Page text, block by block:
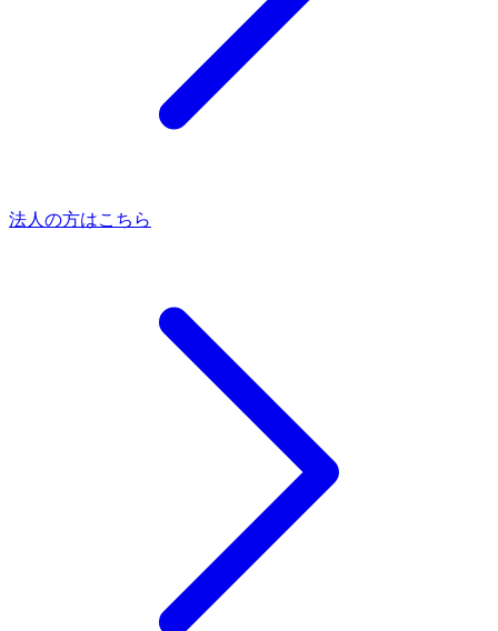
法人の方はこちら